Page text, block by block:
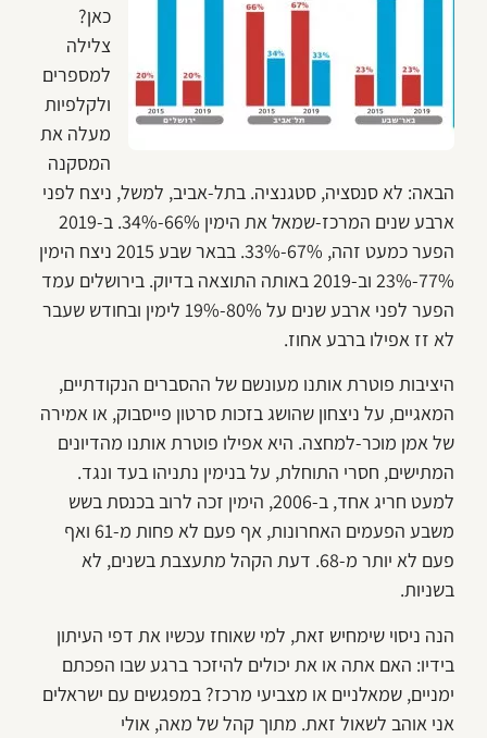
כאן?
צלילה
למספרים
ולקלפיות
מעלה את
המסקנה
הבאה: לא סנסציה, סטגנציה. בתל-אביב, למשל, ניצח לפני
ארבע שנים המרכז-שמאל את הימין 66%-34%. ב-2019
הפער כמעט זהה, 67%-33%. בבאר שבע 2015 ניצח הימין
77%-23% וב-2019 באותה התוצאה בדיוק. בירושלים עמד
הפער לפני ארבע שנים על 80%-19% לימין ובחודש שעבר
לא זז אפילו ברבע אחוז.
היציבות פוטרת אותנו מעונשם של ההסברים הנקודתיים,
המאגיים, על ניצחון שהושג בזכות סרטון פייסבוק, או אמירה
של אמן מוכר-למחצה. היא אפילו פוטרת אותנו מהדיונים
המתישים, חסרי התוחלת, על בנימין נתניהו בעד ונגד.
למעט חריג אחד, ב-2006, הימין זכה לרוב בכנסת בשש
משבע הפעמים האחרונות, אף פעם לא פחות מ-61 ואף
פעם לא יותר מ-68. דעת הקהל מתעצבת בשנים, לא
בשניות.
הנה ניסוי שימחיש זאת, למי שאוחז עכשיו את דפי העיתון
בידיו: האם אתה או את יכולים להיזכר ברגע שבו הפכתם
ימניים, שמאלניים או מצביעי מרכז? במפגשים עם ישראלים
אני אוהב לשאול זאת. מתוך קהל של מאה, אולי